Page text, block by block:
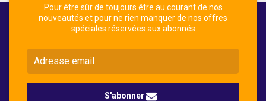
Pour être sûr de toujours être au courant de nos
nouveautés et pour ne rien manquer de nos offres
spéciales réservées aux abonnés
S'abonner